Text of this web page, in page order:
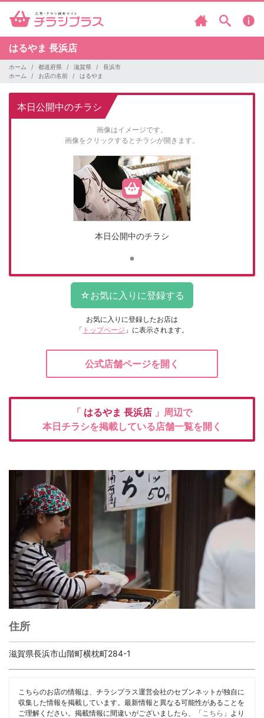
はるやま 長浜店
ホーム 都道府県 滋賀県
長浜市
ホーム
お店の名前 はるやま
本日公開中のチラシ
画像はイメージです。
画像をクリックするとチラシが開きます。
本日公開中のチラシ
お気に入りに登録したお店は
「 トップページ 」に表示されます。
公式店舗ページを開く
「 はるやま 長浜店 」周辺で
本日チラシを掲載している店舗一覧を開く
住所
滋賀県長浜市山階町横枕町284-1
こちらのお店の情報は、チラシプラス運営会社のセブンネットが独自に
収集した情報を掲載しています。最新情報と異なる可能性があることを
ご理解ください。掲載情報に間違いがございましたら、「 こちら 」より